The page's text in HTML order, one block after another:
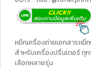
หมึกเครื่องถ่ายเอกสารห
สำหรับเครื่องปริ้นเตอร์ ทุ
เลือกหลายรุ่น